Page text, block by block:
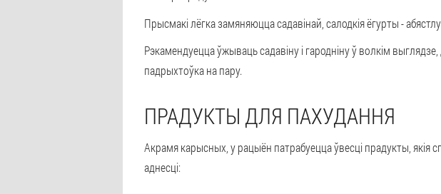
Прысмакі лёгка замяняюцца садавінай, салодкія ёгурты -
Рэкамендуецца ўжываць садавіну і гародніну ў волкім
падрыхтоўка на пару.
ПРАДУКТЫ ДЛЯ ПАХУДАННЯ
Акрамя карысных, у рацыён патрабуецца ўвесці прадукты,
аднесці: